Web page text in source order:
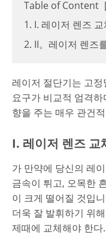
Table of Content
1. I. 레이저 렌즈
2. II。레이저 렌즈
레이저 절단기는 고
요구가 비교적 엄격
향을 주는 매우 관건
I. 레이저 렌즈 교
가 만약에 당신의 레
금속이 튀고, 오목한
이 크게 떨어질 것입
더욱 잘 발휘하기 위
제때에 교체해야 한다.